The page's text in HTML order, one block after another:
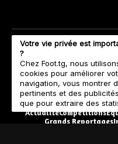
ActualitéCompétitions
Grands Reportages
Votre vie privée est
?
Chez Foot.tg, nous
cookies pour améliorer
navigation, vous montrer
pertinents et des
que pour extraire des